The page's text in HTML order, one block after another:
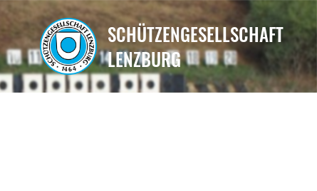
SCHÜTZENGESELLSCHAFT
LENZBURG